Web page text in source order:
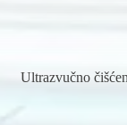
Ultrazvučno